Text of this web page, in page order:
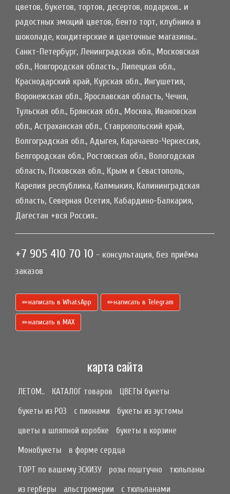
цветов, букетов, тортов, десертов, подарков.. и
радостных эмоций цветов, бенто торт, клубника в
шоколаде, кондитерские и цветочные магазины..
Санкт-Петербург, Ленинградская обл., Московская
обл., Новгородская область., Липецкая обл.,
Краснодарский край, Курская обл., Ингушетия,
Воронежская обл., Ярославская область, Чечня,
Тульская обл., Брянская обл., Москва, Ивановская
обл., Астраханская обл., Ставропольский край,
Волгоградская обл., Адыгея, Карачаево-Черкессия,
Белгородская обл., Ростовская обл., Вологодская
область, Псковская обл., Крым и Севастополь,
Карелия республика, Калмыкия, Калининградская
область, Северная Осетия, Кабардино-Балкария,
Дагестан +вся Россия..
+7 905 410 70 10 - консультация, без приёма
заказов
написать в WhatsApp написать в Telegram
написать в МАХ
карта сайта
ЛЕТОМ.. КАТАЛОГ товаров
ЦВЕТЫ букеты
букеты из РОЗ
с пионами
букеты из эустомы
цветы в шляпной коробке
букеты в корзине
Монобукеты
в форме сердца
ТОРТ по вашему ЭСКИЗУ
розы поштучно
тюльпаны
из герберы
альстромерии
с тюльпанами